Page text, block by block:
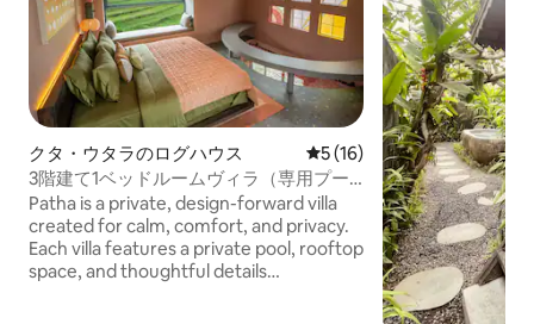
クタ・ウタラのログハウス レビュー16件、5つ星中5つ
5 (16)
3階建て1ベッドルームヴィラ（専用プー
ル＆屋上付き）
Patha is a private, design-forward villa
created for calm, comfort, and privacy.
Each villa features a private pool, rooftop
space, and thoughtful details